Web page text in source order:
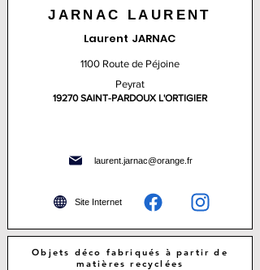
JARNAC LAURENT
Laurent JARNAC
1100 Route de Péjoine
Peyrat
19270 SAINT-PARDOUX L'ORTIGIER
laurent.jarnac@orange.fr
Site Internet
Objets déco fabriqués à partir de
matières recyclées